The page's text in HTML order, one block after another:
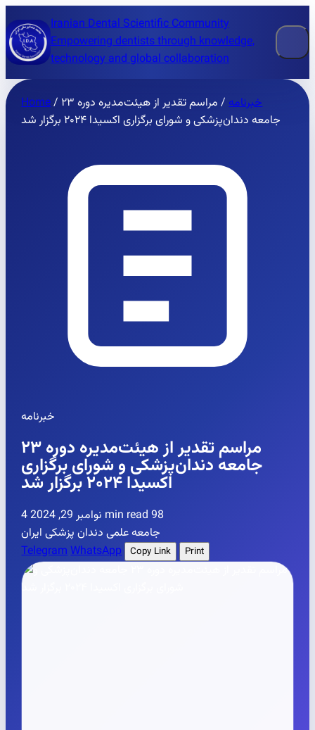
Iranian Dental Scientific Community
Empowering dentists through knowledge,
technology and global collaboration
Home/ خبرنامه /
مراسم تقدیر از هیئت‌مدیره دوره ۲۳
جامعه دندان‌پزشکی و شورای برگزاری اکسیدا ۲۰۲۴ برگزار شد
خبرنامه
مراسم تقدیر از هیئت‌مدیره دوره ۲۳
جامعه دندان‌پزشکی و شورای برگزاری
اکسیدا ۲۰۲۴ برگزار شد
نوامبر 29, 2024 4 min read 98
جامعه علمی دندان پزشکی ایران
TelegramWhatsApp Copy Link Print